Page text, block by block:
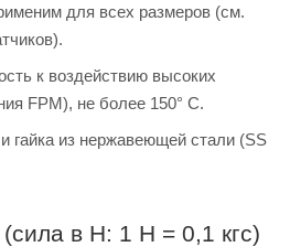
для всех размеров (см.
к воздействию высоких
FPM), не более 150° C.
гайка из нержавеющей стали (SS
в Н: 1 Н = 0,1 кгс)